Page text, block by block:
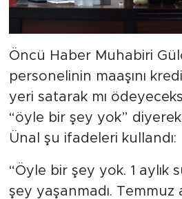
Öncü Haber Muhabiri
personelinin maaşını
yeri satarak mı
“öyle bir şey yok”
Ünal şu ifadeleri kullandı:
“Öyle bir şey yok. 1 aylık
şey yaşanmadı. Temmuz